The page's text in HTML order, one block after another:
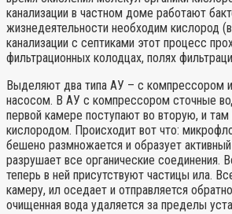
канализации в частном доме работают
жизнедеятельности необходим кислород
канализации с септиками этот процесс
фильтрационных колодцах, полях
Выделяют два типа АУ – с компрессором
насосом. В АУ с компрессором сточные
первой камере поступают во вторую, и
кислородом. Происходит вот что:
бешено размножается и образует
разрушает все органические соединения.
теперь в ней присутствуют частицы ила.
камеру, ил оседает и отправляется
очищенная вода удаляется за пределы